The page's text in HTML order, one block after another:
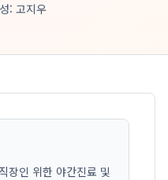
: 고지우
장인 위한 야간진료 및